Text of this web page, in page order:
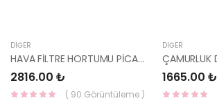
DIĞER
HAVA FİLTRE HORTUMU PİCANTO 2020- 28130-G6850-HMC
2816.00 ₺
( 90 Görüntüleme )
DIĞER
1665.00 ₺